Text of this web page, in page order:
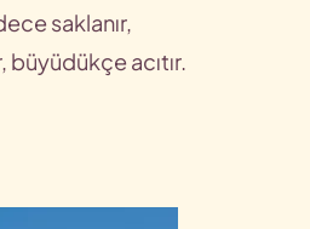
saklanır,
acıtır.